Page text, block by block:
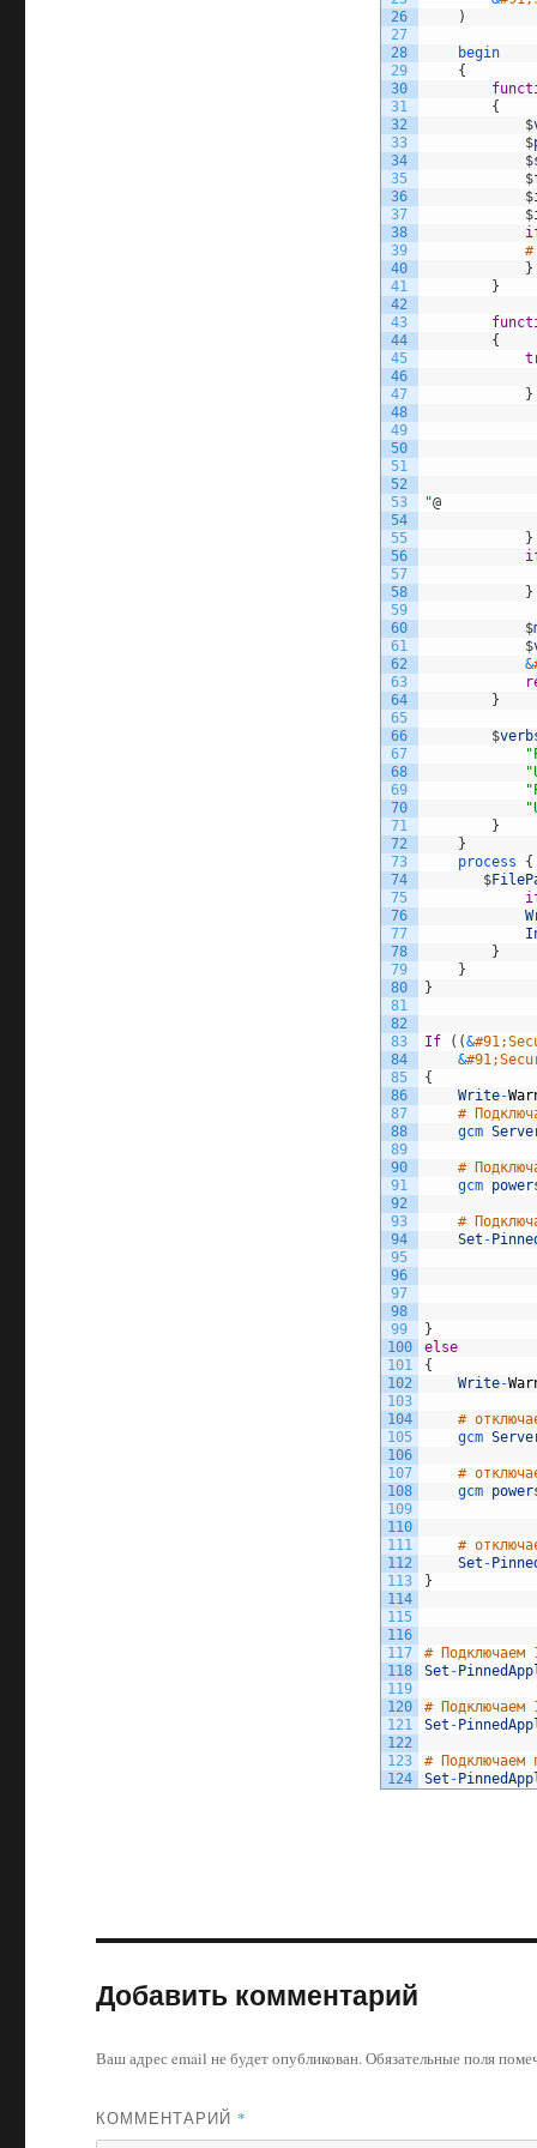
26
27
28
29
30
31
32
33
34
35
36
37
38
39
40
41
42
43
44
45
46
47
48
49
50
51
52
53
54
55
56
57
58
59
60
61
62
63
64
65
66
67
68
69
70
71
72
73
74
75
76
77
78
79
80
81
82
83
84
85
86
87
88
89
90
91
92
93
94
95
96
97
98
99
100
101
102
103
104
105
106
107
108
109
110
111
112
113
114
115
116
117
118
119
120
121
122
123
124
)
begin
{
{
$
$
$
$
$
$
}
}
{
}
"@
}
}
$
$
&
}
$
}
}
process
{
$
}
}
}
If ( (&
&
{
Write-
#
gcm
#
gcm
#
Set -
}
else
{
Write-
#
gcm
#
gcm
#
Set -
}
# Подключаем
Set -
# Подключаем
Set -
# Подключаем
Set -
Добавить комментарий
Ваш адрес email не будет опубликован.Обязательные поля
КОММЕНТАРИЙ *